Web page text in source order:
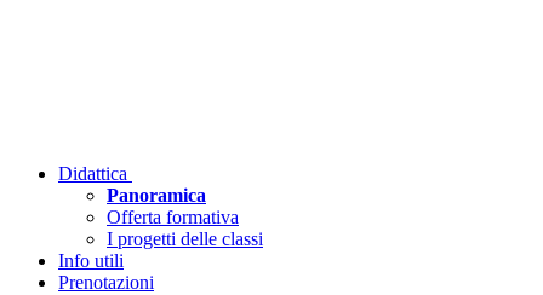
Didattica
Panoramica
Offerta formativa
I progetti delle classi
Info utili
Prenotazioni